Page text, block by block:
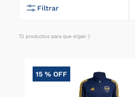
Filtrar
72 productos
15 % OFF